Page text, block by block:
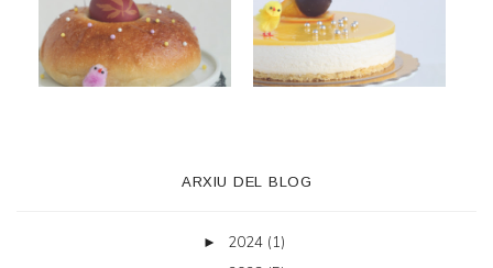
ARXIU DEL BLOG
► 2024 (1)